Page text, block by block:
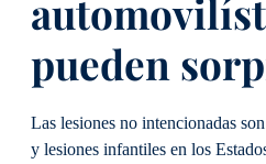
pueden
Las lesiones no intencionadas
y lesiones infantiles en los